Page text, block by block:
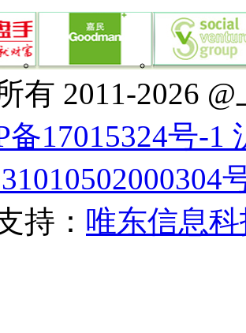
有 2011-2026
备17015324号-1
持： 唯东信息